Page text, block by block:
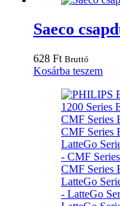
Saeco
628 Ft Bruttó
Kosárba teszem